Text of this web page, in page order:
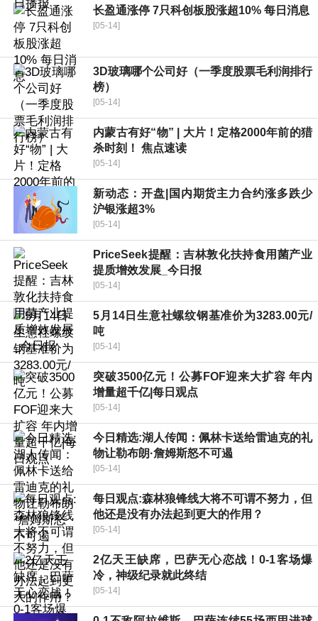
长盈通涨停 7只科创板股涨超10% 每日消息
[05-14]
3D玻璃哪个公司好（一季度股票毛利润排行
榜）
[05-14]
内蒙古有好“物” | 大片！定格2000年前的猎
杀时刻！ 焦点速读
[05-14]
新动态：开盘|国内期货主力合约涨多跌少
沪银涨超3%
[05-14]
PriceSeek提醒：吉林敦化扶持食用菌产业
提质增效发展_今日报
[05-14]
5月14日生意社螺纹钢基准价为3283.00元/
吨
[05-14]
突破3500亿元！公募FOF迎来大扩容 年内
增量超千亿|每日观点
[05-14]
今日精选:湖人传闻：佩林卡送给雷迪克的礼
物让勒布朗·詹姆斯怒不可遏
[05-14]
每日观点:森林狼锋线大将不可谓不努力，但
他还是没有办法起到更大的作用？
[05-14]
2亿天王缺席，巴萨无心恋战！0-1客场爆
冷，神级纪录就此终结
[05-14]